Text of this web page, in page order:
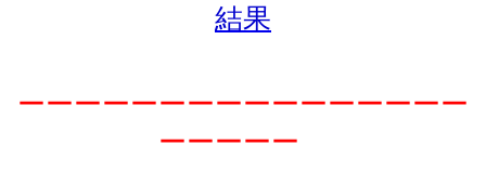
結果
ーーーーーーーーーーーーーーーー
ーーーーー